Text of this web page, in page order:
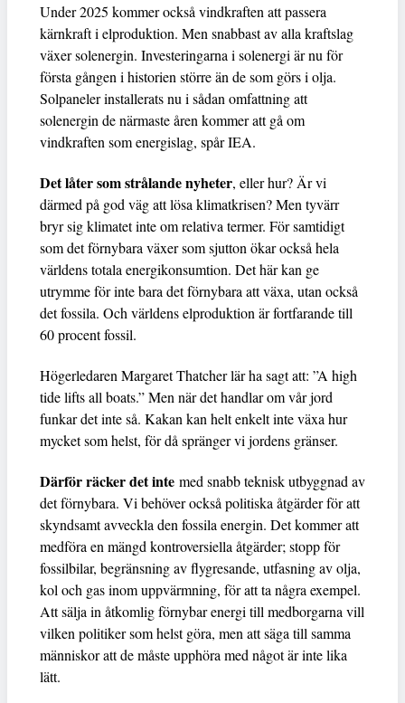
Under 2025 kommer också vindkraften att passera
kärnkraft i elproduktion. Men snabbast av alla kraftslag
växer solenergin. Investeringarna i solenergi är nu för
första gången i historien större än de som görs i olja.
Solpaneler installerats nu i sådan omfattning att
solenergin de närmaste åren kommer att gå om
vindkraften som energislag, spår IEA.
Det låter som strålande nyheter, eller hur? Är vi
därmed på god väg att lösa klimatkrisen? Men tyvärr
bryr sig klimatet inte om relativa termer. För samtidigt
som det förnybara växer som sjutton ökar också hela
världens totala energikonsumtion. Det här kan ge
utrymme för inte bara det förnybara att växa, utan också
det fossila. Och världens elproduktion är fortfarande till
60 procent fossil.
Högerledaren Margaret Thatcher lär ha sagt att: ”A high
tide lifts all boats.” Men när det handlar om vår jord
funkar det inte så. Kakan kan helt enkelt inte växa hur
mycket som helst, för då spränger vi jordens gränser.
Därför räcker det inte med snabb teknisk utbyggnad av
det förnybara. Vi behöver också politiska åtgärder för att
skyndsamt avveckla den fossila energin. Det kommer att
medföra en mängd kontroversiella åtgärder; stopp för
fossilbilar, begränsning av flygresande, utfasning av olja,
kol och gas inom uppvärmning, för att ta några exempel.
Att sälja in åtkomlig förnybar energi till medborgarna vill
vilken politiker som helst göra, men att säga till samma
människor att de måste upphöra med något är inte lika
lätt.